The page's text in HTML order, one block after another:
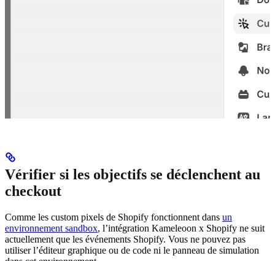
Vérifier si les objectifs se déclenchent au
checkout
Comme les custom pixels de Shopify fonctionnent dans un
environnement sandbox, l’intégration Kameleoon x Shopify ne suit
actuellement que les événements Shopify. Vous ne pouvez pas
utiliser l’éditeur graphique ou de code ni le panneau de simulation